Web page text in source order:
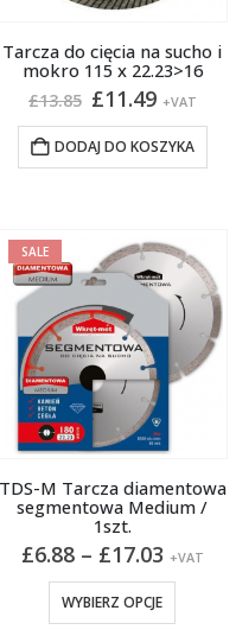
Tarcza do cięcia na sucho i
mokro 115 x 22.23>16
£13.85 Pierwotna
cena
wynosiła:
£13.85.
£11.49Aktualna
cena
wynosi:
£11.49.
+VAT
DODAJ DO KOSZYKA
SALE
TDS-M Tarcza diamentowa
segmentowa Medium /
1szt.
£6.88 – £17.03Zakres
cen:
od
£6.88
+VAT
WYBIERZ OPCJE
produkt